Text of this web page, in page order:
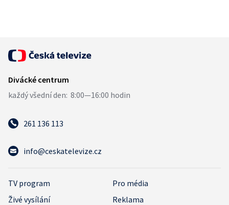
261 136 113
info@ceskatelevize.cz
TV program
Pro média
Živé vysílání
Reklama